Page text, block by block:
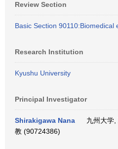
Review Section
Basic Section 90110:Biomedical
Research Institution
Kyushu University
Principal Investigator
Shirakigawa Nana
九州大学,
教 (90724386)